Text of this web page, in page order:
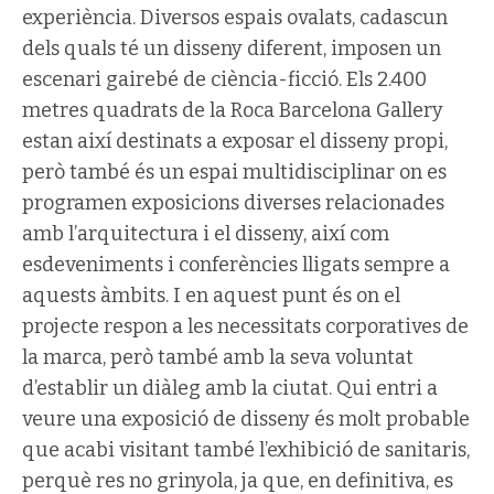
experiència. Diversos espais ovalats, cadascun
dels quals té un disseny diferent, imposen un
escenari gairebé de ciència-ficció. Els 2.400
metres quadrats de la Roca Barcelona Gallery
estan així destinats a exposar el disseny propi,
però també és un espai multidisciplinar on es
programen exposicions diverses relacionades
amb l’arquitectura i el disseny, així com
esdeveniments i conferències lligats sempre a
aquests àmbits. I en aquest punt és on el
projecte respon a les necessitats corporatives de
la marca, però també amb la seva voluntat
d’establir un diàleg amb la ciutat. Qui entri a
veure una exposició de disseny és molt probable
que acabi visitant també l’exhibició de sanitaris,
perquè res no grinyola, ja que, en definitiva, es